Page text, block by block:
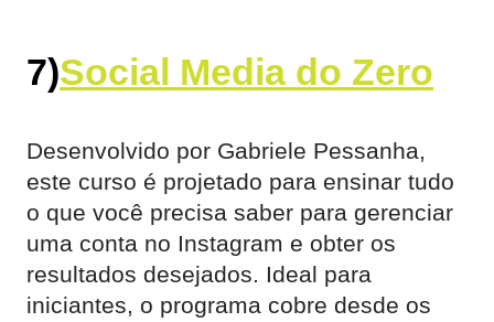
7)Social Media do Zero
Desenvolvido por Gabriele Pessanha,
este curso é projetado para ensinar tudo
o que você precisa saber para gerenciar
uma conta no Instagram e obter os
resultados desejados. Ideal para
iniciantes, o programa cobre desde os